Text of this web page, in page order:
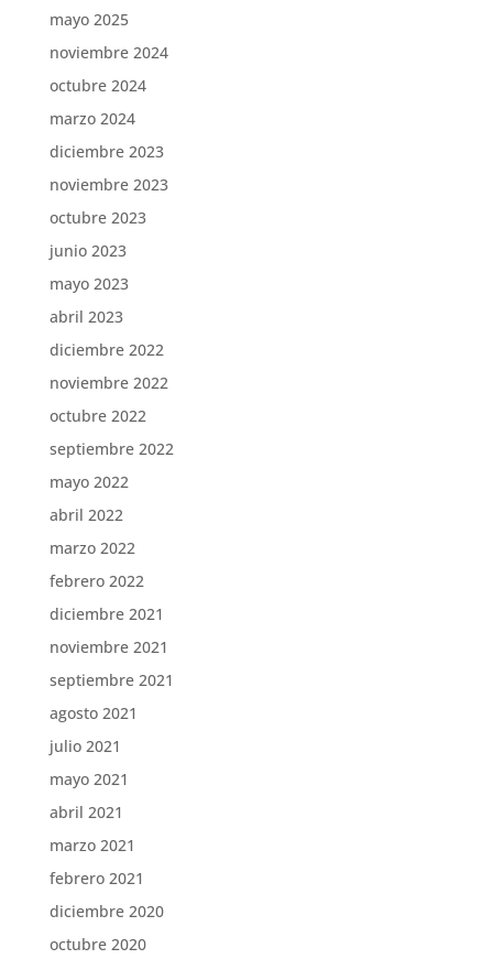
mayo 2025
noviembre 2024
octubre 2024
marzo 2024
diciembre 2023
noviembre 2023
octubre 2023
junio 2023
mayo 2023
abril 2023
diciembre 2022
noviembre 2022
octubre 2022
septiembre 2022
mayo 2022
abril 2022
marzo 2022
febrero 2022
diciembre 2021
noviembre 2021
septiembre 2021
agosto 2021
julio 2021
mayo 2021
abril 2021
marzo 2021
febrero 2021
diciembre 2020
octubre 2020